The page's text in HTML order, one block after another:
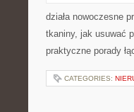
działa nowoczesne
tkaniny, jak usuwać
praktyczne porady
CATEGORIES: